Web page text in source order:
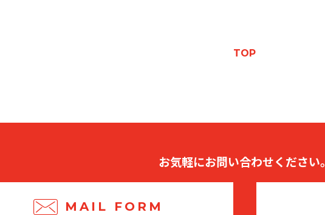
TOP
お気軽にお問い合わせください。
MAIL FORM